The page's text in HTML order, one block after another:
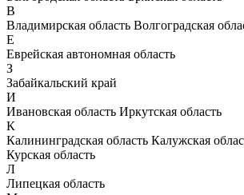
В
Владимирская область Волгоградская
Е
Еврейская автономная область
З
Забайкальский край
И
Ивановская область Иркутская область
К
Калининградская область Калужская
Курская область
Л
Липецкая область